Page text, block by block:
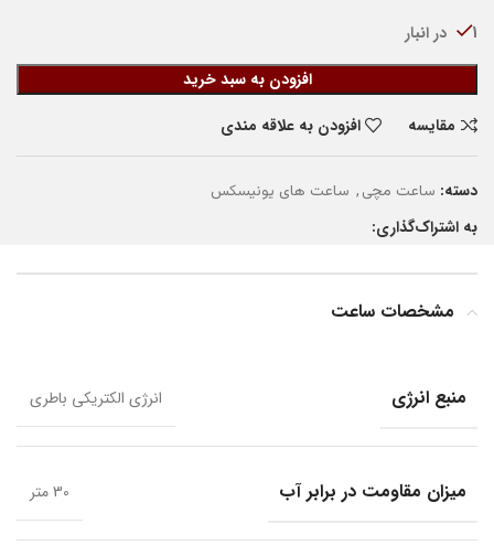
1 در انبار
افزودن به سبد خرید
مقایسه
افزودن به علاقه مندی
دسته: ساعت مچی, ساعت های یونیسکس
به اشتراک‌گذاری:
مشخصات ساعت
منبع انرژی انرژی الکتریکی باطری
میزان مقاومت در برابر آب 30 متر